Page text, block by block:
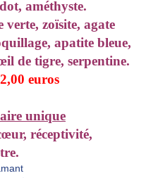
améthyste.
zoïsite, agate
apatite bleue,
de tigre, serpentine.
euros
unique
réceptivité,